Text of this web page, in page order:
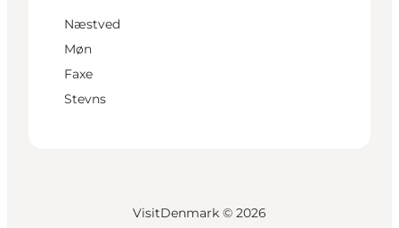
Næstved
Møn
Faxe
Stevns
VisitDenmark © 2026